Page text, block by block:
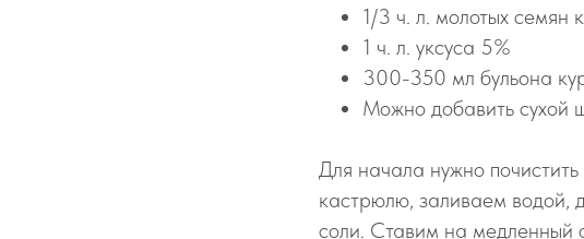
1/3 ч. л. молотых семян
1 ч. л. уксуса 5%
300-350 мл бульона
Можно добавить сухой
Для начала нужно
кастрюлю, заливаем водой,
соли. Ставим на медленный